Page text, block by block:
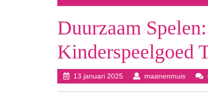
Duurzaam
Kinderspeelgoed
13 januari 202513
januari
maanenmuis